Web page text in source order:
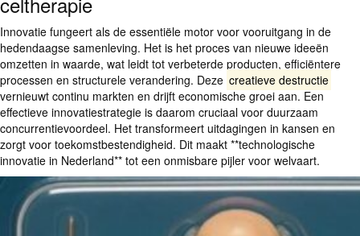
Innovatie fungeert als de essentiële motor voor vooruitgang in de
hedendaagse samenleving. Het is het proces van nieuwe ideeën
omzetten in waarde, wat leidt tot verbeterde producten, efficiëntere
processen en structurele verandering. Deze creatieve destructie
vernieuwt continu markten en drijft economische groei aan. Een
effectieve innovatiestrategie is daarom cruciaal voor duurzaam
concurrentievoordeel. Het transformeert uitdagingen in kansen en
zorgt voor toekomstbestendigheid. Dit maakt **technologische
innovatie in Nederland** tot een onmisbare pijler voor welvaart.